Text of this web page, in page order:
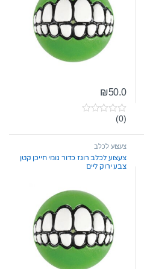
₪50.0
0
t
o
f
5
(0)
צעצוע לכלב
צעצוע לכלב רוגז כדור גומי חייכן קטן
צבע ירוק ליים